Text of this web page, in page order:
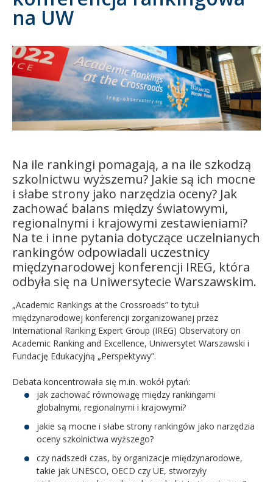
Kandydat
Absolwent
na UW
Na ile rankingi pomagają, a na ile szkodzą
szkolnictwu wyższemu? Jakie są ich mocne
i słabe strony jako narzędzia oceny? Jak
zachować balans między światowymi,
regionalnymi i krajowymi zestawieniami?
Na te i inne pytania dotyczące uczelnianych
rankingów odpowiadali uczestnicy
międzynarodowej konferencji IREG, która
odbyła się na Uniwersytecie Warszawskim.
„Academic Rankings at the Crossroads” to tytuł
międzynarodowej konferencji zorganizowanej przez
International Ranking Expert Group (IREG) Observatory on
Academic Ranking and Excellence, Uniwersytet Warszawski i
Fundację Edukacyjną „Perspektywy”.
Debata koncentrowała się m.in. wokół pytań:
jak zachować równowagę między rankingami
globalnymi, regionalnymi i krajowymi?
jakie są mocne i słabe strony rankingów jako narzędzia
oceny szkolnictwa wyższego?
czy nadszedł czas, by organizacje międzynarodowe,
takie jak UNESCO, OECD czy UE, stworzyły